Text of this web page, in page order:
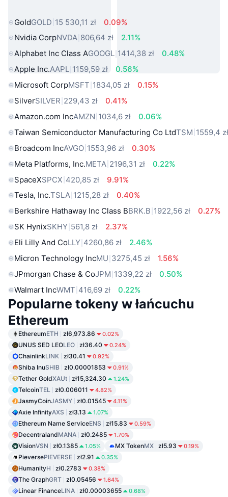
GoldGOLD 15 530,11 zł
0.09%
Nvidia CorpNVDA 806,64 zł
2.11%
Alphabet Inc Class AGOOGL 1414,38 zł
0.48%
Apple Inc.AAPL 1159,59 zł
0.56%
Microsoft CorpMSFT 1834,05 zł
0.15%
SilverSILVER 229,43 zł
0.41%
Amazon.com IncAMZN 1034,6 zł
0.06%
Taiwan Semiconductor Manufacturing Co LtdTSM 1559,4
Broadcom IncAVGO 1553,96 zł
0.30%
Meta Platforms, Inc.META 2196,31 zł
0.22%
SpaceXSPCX 420,85 zł
9.91%
Tesla, Inc.TSLA 1215,28 zł
0.40%
Berkshire Hathaway Inc Class BBRK.B 1922,56 zł
0.27%
SK HynixSKHY 561,8 zł
2.37%
Eli Lilly And CoLLY 4260,86 zł
2.46%
Micron Technology IncMU 3275,45 zł
1.56%
JPmorgan Chase & CoJPM 1339,22 zł
0.50%
Walmart IncWMT 416,69 zł 0.22%
Popularne tokeny w łańcuchu
Ethereum
EthereumETH zł6,973.86 0.02%
UNUS SED LEOLEO zł36.40 0.24%
ChainlinkLINK zł30.41 0.92%
Shiba InuSHIB zł0.00001853 0.91%
Tether GoldXAUt zł15,324.30 1.24%
TelcoinTEL zł0.006011 4.82%
JasmyCoinJASMY zł0.01545 4.11%
Axie InfinityAXS zł3.13 1.07%
Ethereum Name ServiceENS zł15.83 0.59%
DecentralandMANA zł0.2485 1.70%
VisionVSN zł0.1385 1.05% MX TokenMX zł5.93 0.19%
PieversePIEVERSE zł2.91 0.35%
HumanityH zł0.2783 0.38%
The GraphGRT zł0.05456 1.64%
Linear FinanceLINA zł0.00003655 0.68%